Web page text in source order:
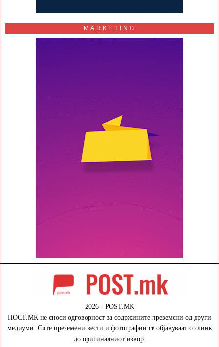
MARKETING
2026 - POST.MK
ПОСТ.МК не сноси одговорност за содржините преземени од други
медиуми. Сите преземени вести и фотографии се објавуваат со линк
до оригиналниот извор.